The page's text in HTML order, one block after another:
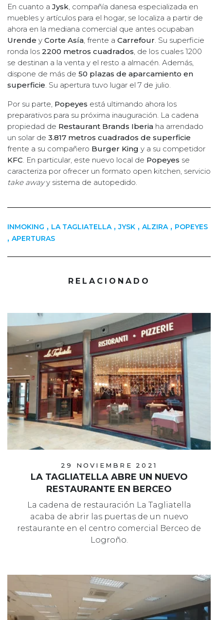
En cuanto a Jysk, compañía danesa especializada en
muebles y artículos para el hogar, se localiza a partir de
ahora en la mediana comercial que antes ocupaban
Urende y Corte Asía, frente a Carrefour. Su superficie
ronda los 2200 metros cuadrados, de los cuales 1200
se destinan a la venta y el resto a almacén. Además,
dispone de más de 50 plazas de aparcamiento en
superficie. Su apertura tuvo lugar el 7 de julio.
Por su parte, Popeyes está ultimando ahora los
preparativos para su próxima inauguración. La cadena
propiedad de Restaurant Brands Iberia ha arrendado
un solar de 3.817 metros cuadrados de superficie
frente a su compañero Burger King y a su competidor
KFC. En particular, este nuevo local de Popeyes se
caracteriza por ofrecer un formato open kitchen, servicio
take awayy sistema de autopedido.
INMOKING , LA TAGLIATELLA , JYSK , ALZIRA , POPEYES
, APERTURAS
RELACIONADO
29 NOVIEMBRE 2021
LA TAGLIATELLA ABRE UN NUEVO
RESTAURANTE EN BERCEO
La cadena de restauración La Tagliatella
acaba de abrir las puertas de un nuevo
restaurante en el centro comercial Berceo de
Logroño.